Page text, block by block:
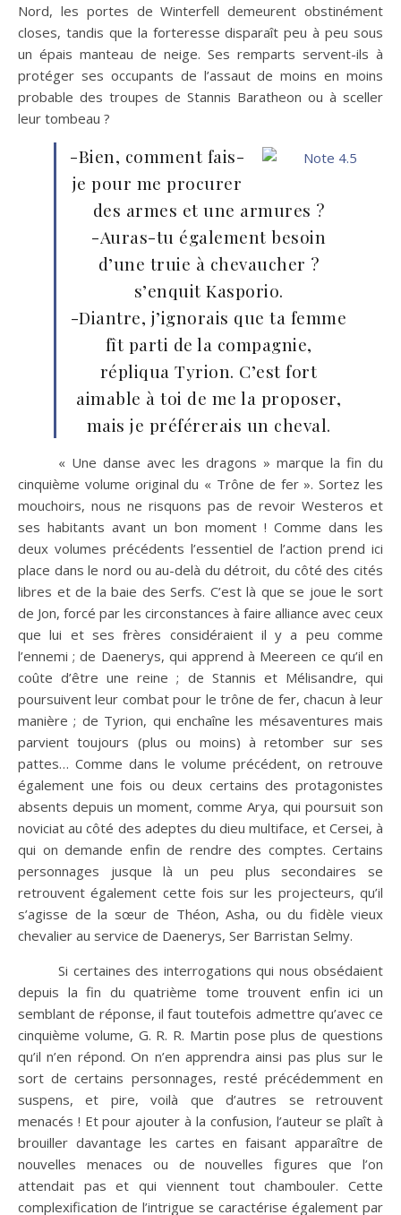
Nord, les portes de Winterfell demeurent obstinément
closes, tandis que la forteresse disparaît peu à peu sous
un épais manteau de neige. Ses remparts servent-ils à
protéger ses occupants de l’assaut de moins en moins
probable des troupes de Stannis Baratheon ou à sceller
leur tombeau ?
-Bien, comment fais-
je pour me procurer
des armes et une armures ?
-Auras-tu également besoin
d’une truie à chevaucher ?
s’enquit Kasporio.
-Diantre, j’ignorais que ta femme
fît parti de la compagnie,
répliqua Tyrion. C’est fort
aimable à toi de me la proposer,
mais je préférerais un cheval.
« Une danse avec les dragons » marque la fin du
cinquième volume original du « Trône de fer ». Sortez les
mouchoirs, nous ne risquons pas de revoir Westeros et
ses habitants avant un bon moment ! Comme dans les
deux volumes précédents l’essentiel de l’action prend ici
place dans le nord ou au-delà du détroit, du côté des cités
libres et de la baie des Serfs. C’est là que se joue le sort
de Jon, forcé par les circonstances à faire alliance avec ceux
que lui et ses frères considéraient il y a peu comme
l’ennemi ; de Daenerys, qui apprend à Meereen ce qu’il en
coûte d’être une reine ; de Stannis et Mélisandre, qui
poursuivent leur combat pour le trône de fer, chacun à leur
manière ; de Tyrion, qui enchaîne les mésaventures mais
parvient toujours (plus ou moins) à retomber sur ses
pattes… Comme dans le volume précédent, on retrouve
également une fois ou deux certains des protagonistes
absents depuis un moment, comme Arya, qui poursuit son
noviciat au côté des adeptes du dieu multiface, et Cersei, à
qui on demande enfin de rendre des comptes. Certains
personnages jusque là un peu plus secondaires se
retrouvent également cette fois sur les projecteurs, qu’il
s’agisse de la sœur de Théon, Asha, ou du fidèle vieux
chevalier au service de Daenerys, Ser Barristan Selmy.
Si certaines des interrogations qui nous obsédaient
depuis la fin du quatrième tome trouvent enfin ici un
semblant de réponse, il faut toutefois admettre qu’avec ce
cinquième volume, G. R. R. Martin pose plus de questions
qu’il n’en répond. On n’en apprendra ainsi pas plus sur le
sort de certains personnages, resté précédemment en
suspens, et pire, voilà que d’autres se retrouvent
menacés ! Et pour ajouter à la confusion, l’auteur se plaît à
brouiller davantage les cartes en faisant apparaître de
nouvelles menaces ou de nouvelles figures que l’on
attendait pas et qui viennent tout chambouler. Cette
complexification de l’intrigue se caractérise également par